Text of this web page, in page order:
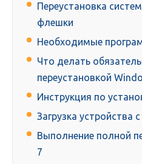
Переустановка
флешки
Необходимые
Что делать
переустановкой
Инструкция по
Загрузка устройства
Выполнение полной
7